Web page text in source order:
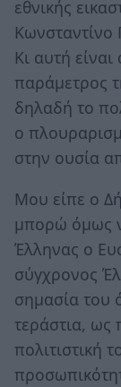
εθνικής
Κωνσταντίνο
Κι αυτή
παράμετρος
δηλαδή το
ο
στην ουσία
Μου είπε ο
μπορώ όμως
Έλληνας ο
σύγχρονος
σημασία του
τεράστια, ως
πολιτιστική